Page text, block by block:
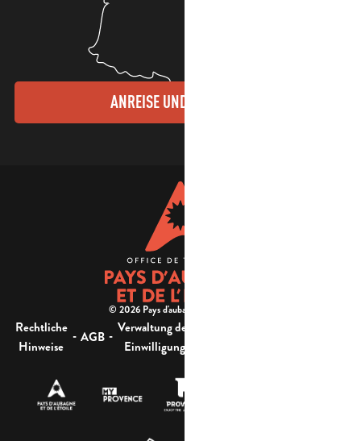
ANREISE UND KONTAKTE
© 2026 Pays d'aubagne et de l'étoile -
Rechtliche
Hinweise
- AGB - Verwaltung der
Einwilligung